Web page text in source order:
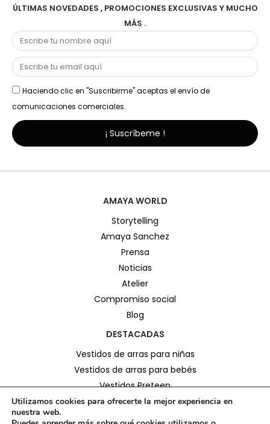
ÚLTIMAS NOVEDADES , PROMOCIONES EXCLUSIVAS Y MUCHO
MÁS .
Haciendo clic en "Suscribirme" aceptas el envío de
comunicaciones comerciales.
¡ Suscríbeme !
AMAYA WORLD
Storytelling
Amaya Sanchez
Prensa
Noticias
Atelier
Compromiso social
Blog
DESTACADAS
Vestidos de arras para niñas
Vestidos de arras para bebés
Vestidos Preteen
Conjuntos Preteen
Monos Preteen
Utilizamos cookies para ofrecerte la mejor experiencia en
nuestra web.